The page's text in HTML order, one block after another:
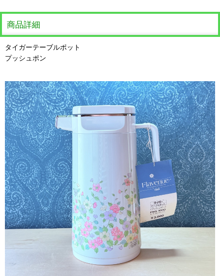
商品詳細
タイガーテーブルポット
プッシュポン